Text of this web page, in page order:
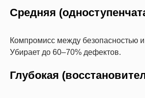
Средняя
Компромисс между безопасностью и
Убирает до 60–70% дефектов.
Глубокая